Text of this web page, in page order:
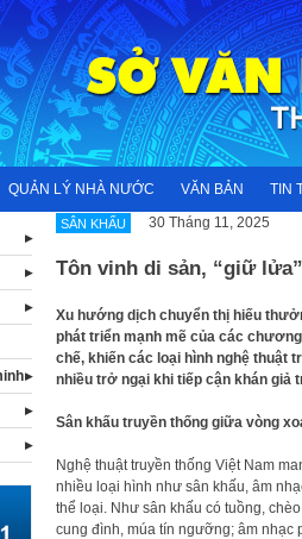
QUẢN LÝ NHÀ NƯỚC VĂN BẢN TIN
SÂN KHẤU 30 Tháng 11, 2025
Tôn vinh di sản, “giữ
Xu hướng dịch chuyển thị hiếu
phát triển mạnh mẽ của các
chế, khiến các loại hình nghệ thuật
nhiều trở ngại khi tiếp cận khán giả
Sân khấu truyền thống giữa vòng
Nghệ thuật truyền thống Việt Nam
nhiều loại hình như sân khấu, âm
thể loại. Như sân khấu có tuồng,
cung đình, múa tín ngưỡng; âm nhạc